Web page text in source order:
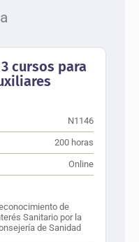
3 cursos para
N1146
200 horas
Online
de
Sanitario por la
de Sanidad